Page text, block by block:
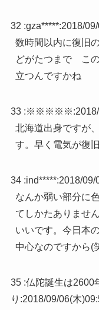
32 :gza*****:2018/
数時間以内に復旧
どがたつまで こ
立つんですかね
33 :※※※※※:
北海道出身ですが
す。早く電気が復
34 :ind*****:2018/09/
なんか弱い部分に
てしかたありませ
いいです。今日本
中心なのですから(
35 :仏陀誕生は2600
り :2018/09/06(木